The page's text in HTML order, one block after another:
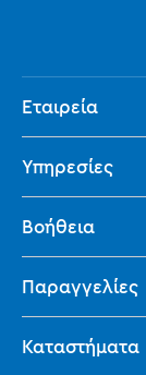
Εταιρεία
Υπηρεσίες
Βοήθεια
Παραγγελίες
Καταστήματα